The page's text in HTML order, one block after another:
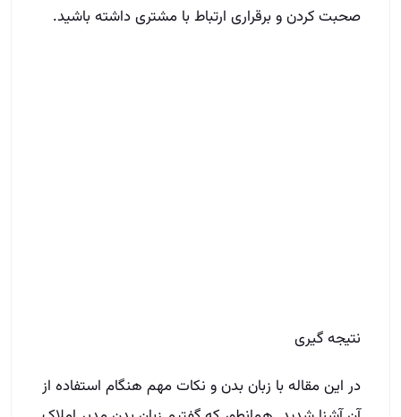
صحبت کردن و برقراری ارتباط با مشتری داشته باشید.
منجر شود. لبخند زدن و برقراری ارتباط چشمی با افراد
نیز می‌تواند به بهبود روابط بین آن‌ها و مدیر املاک
کمک فراوانی کند.